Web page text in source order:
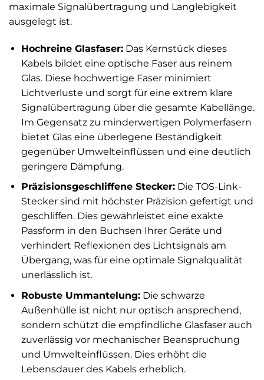
maximale Signalübertragung und Langlebigkeit
ausgelegt ist.
Hochreine Glasfaser:Das Kernstück dieses
Kabels bildet eine optische Faser aus reinem
Glas. Diese hochwertige Faser minimiert
Lichtverluste und sorgt für eine extrem klare
Signalübertragung über die gesamte Kabellänge.
Im Gegensatz zu minderwertigen Polymerfasern
bietet Glas eine überlegene Beständigkeit
gegenüber Umwelteinflüssen und eine deutlich
geringere Dämpfung.
Präzisionsgeschliffene Stecker:Die TOS-Link-
Stecker sind mit höchster Präzision gefertigt und
geschliffen. Dies gewährleistet eine exakte
Passform in den Buchsen Ihrer Geräte und
verhindert Reflexionen des Lichtsignals am
Übergang, was für eine optimale Signalqualität
unerlässlich ist.
Robuste Ummantelung:Die schwarze
Außenhülle ist nicht nur optisch ansprechend,
sondern schützt die empfindliche Glasfaser auch
zuverlässig vor mechanischer Beanspruchung
und Umwelteinflüssen. Dies erhöht die
Lebensdauer des Kabels erheblich.